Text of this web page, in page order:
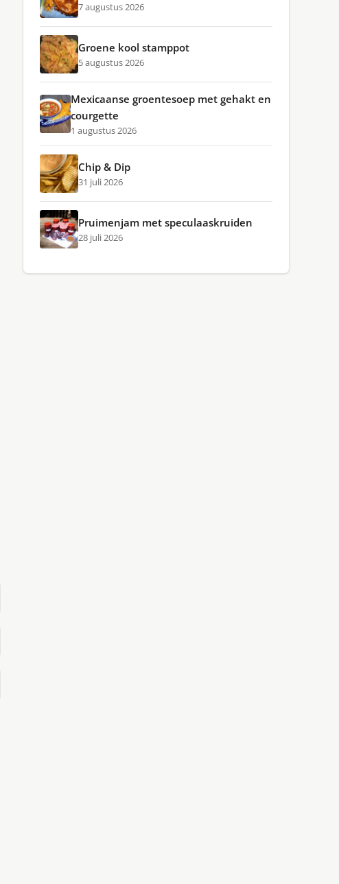
7 augustus 2026
Groene kool stamppot
5 augustus 2026
Mexicaanse groentesoep met gehakt en
courgette
1 augustus 2026
Chip & Dip
31 juli 2026
Pruimenjam met speculaaskruiden
28 juli 2026